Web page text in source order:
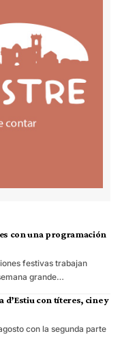
con una programación
festivas trabajan
grande…
d’Estiu con títeres, cine y
con la segunda parte